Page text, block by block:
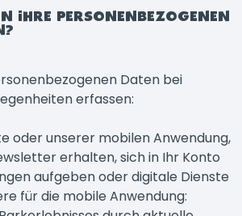
IHRE PERSONENBEZOGENEN
Daten bei
erfassen:
oder unserer mobilen Anwendung,
erhalten, sich in Ihr Konto
aufgeben oder digitale Dienste
für die mobile Anwendung: